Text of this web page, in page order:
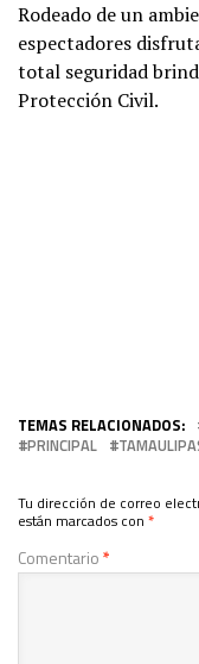
Rodeado de un
espectadores
total seguridad
Protección Civil.
TEMAS RELACIONADOS:
PRINCIPAL
Tu dirección de correo
están marcados con *
Comentario*